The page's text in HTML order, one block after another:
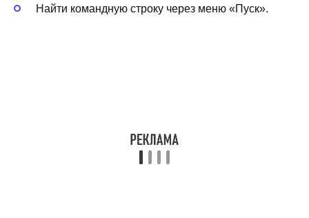
Найти командную строку через меню «Пуск».